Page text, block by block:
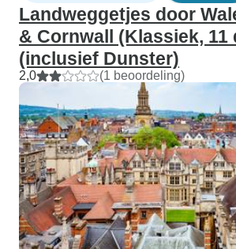
Landweggetjes door
& Cornwall (Klassiek, 11
(inclusief Dunster)
2,0 (1 beoordeling)